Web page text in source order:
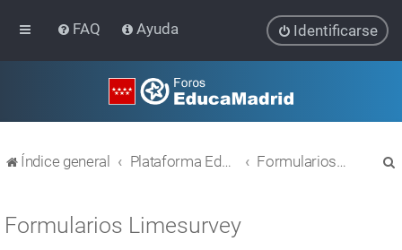
FAQ Ayuda Identificarse
Índice general Plataforma Educativa EducaMadrid Formularios Limesurvey
Formularios Limesurvey